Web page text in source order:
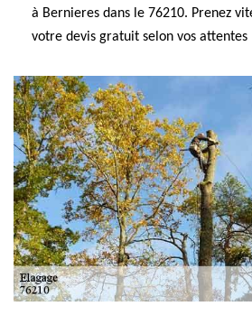
à Bernieres dans le 76210. Prenez
votre devis gratuit selon vos attentes